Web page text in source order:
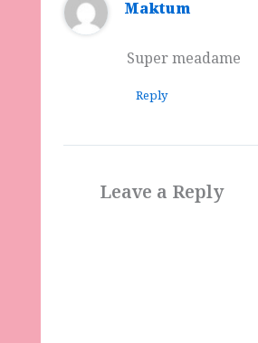
Maktum
Super meadame
Reply
Leave a Reply